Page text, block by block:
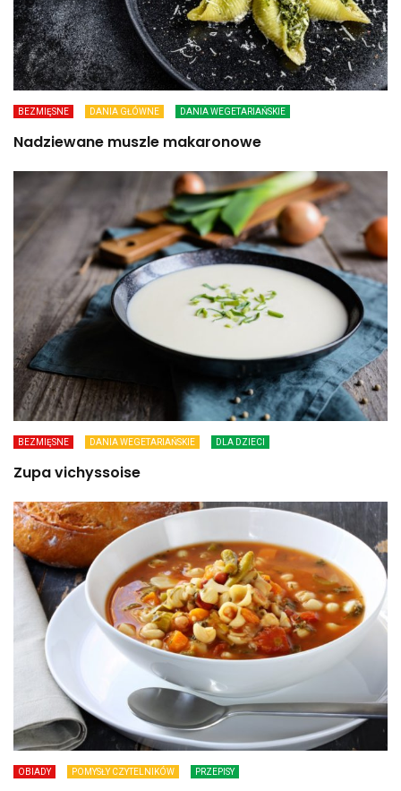
BEZMIĘSNE DANIA GŁÓWNE DANIA WEGETARIAŃSKIE
Nadziewane muszle makaronowe
BEZMIĘSNE DANIA WEGETARIAŃSKIE DLA DZIECI
Zupa vichyssoise
OBIADY POMYSŁY CZYTELNIKÓW PRZEPISY